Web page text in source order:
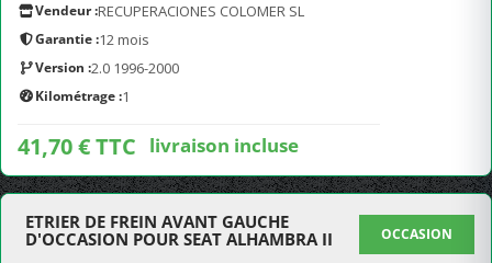
Vendeur :RECUPERACIONES COLOMER SL
Garantie :12 mois
Version :2.0 1996-2000
Kilométrage :1
41,70 € TTC livraison incluse
ETRIER DE FREIN AVANT GAUCHE
D'OCCASION POUR SEAT ALHAMBRA II
OCCASION